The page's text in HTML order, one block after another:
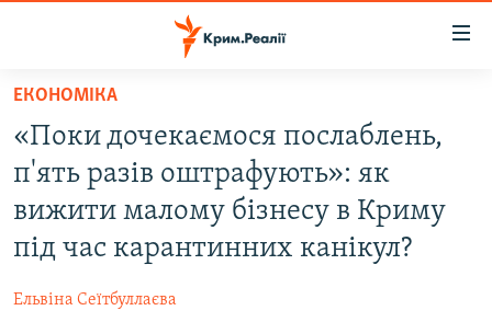
Перейти
основного
матеріалу
до
основної
Перейти
ВОДА.КРИМ
ВІДЕО ТА ФОТО
ПОЛІТИКА
ЕКОНОМІКА
«Поки дочекаємося послаблень,
п'ять разів оштрафують»: як
вижити малому бізнесу в Криму
під час карантинних канікул?
Ельвіна Сеїтбуллаєва